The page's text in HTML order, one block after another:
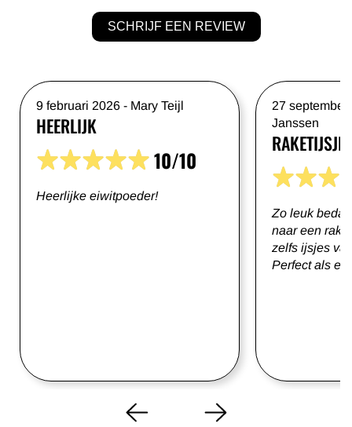
SCHRIJF EEN REVIEW
9 februari 2026 - Mary Teijl
HEERLIJK
10/10
Heerlijke eiwitpoeder!
27 september
Janssen
Zo leuk
naar een
zelfs ijsjes
Perfect als